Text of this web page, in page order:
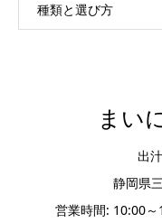
種類と選び方
まい
出
静岡県
営業時間: 10:00～